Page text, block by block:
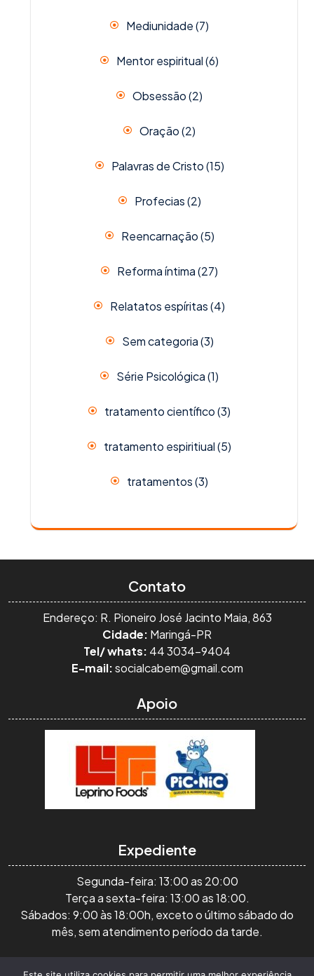
Mediunidade(7)
Mentor espiritual(6)
Obsessão(2)
Oração(2)
Palavras de Cristo(15)
Profecias(2)
Reencarnação(5)
Reforma íntima(27)
Relatatos espíritas(4)
Sem categoria(3)
Série Psicológica(1)
tratamento científico(3)
tratamento espiritiual(5)
tratamentos(3)
Contato
Endereço: R. Pioneiro José Jacinto Maia, 863
Cidade: Maringá-PR
Tel/ whats: 44 3034-9404
E-mail:socialcabem@gmail.com
Apoio
Expediente
Segunda-feira: 13:00 as 20:00
Terça a sexta-feira: 13:00 as 18:00.
Sábados: 9:00 às 18:00h, exceto o último sábado do
mês, sem atendimento período da tarde.